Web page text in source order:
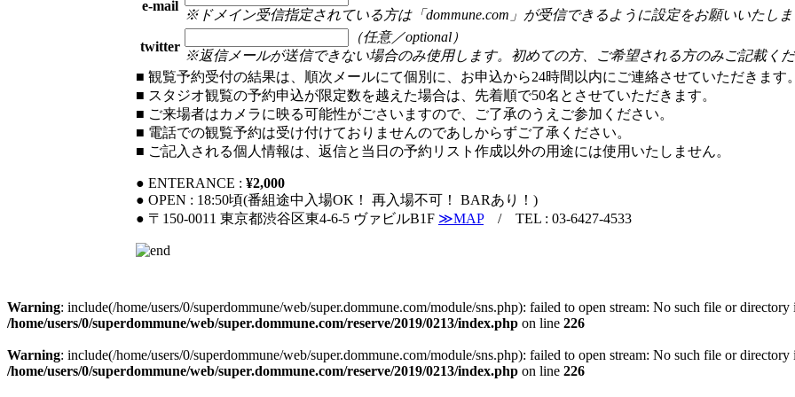
e-mail
※ドメイン受信指定されている方は「dommune.com」が受信できるように設定をお願いいたしま
twitter
（任意／optional）
※返信メールが送信できない場合のみ使用します。初めての方、ご希望される方のみご記載くだ
■ 観覧予約受付の結果は、順次メールにて個別に、お申込から24時間以内にご連絡させていただきます。
■ スタジオ観覧の予約申込が限定数を越えた場合は、先着順で50名とさせていただきます。
■ ご来場者はカメラに映る可能性がごさいますので、ご了承のうえご参加ください。
■ 電話での観覧予約は受け付けておりませんのであしからずご了承ください。
■ ご記入される個人情報は、返信と当日の予約リスト作成以外の用途には使用いたしません。
● ENTERANCE : ¥2,000
● OPEN : 18:50頃(番組途中入場OK！ 再入場不可！ BARあり！)
● 〒150-0011 東京都渋谷区東4-6-5 ヴァビルB1F ≫MAP/ TEL : 03-6427-4533
Warning: include(/home/users/0/superdommune/web/super.dommune.com/module/sns.php): failed to open stream: No such file or directory
/home/users/0/superdommune/web/super.dommune.com/reserve/2019/0213/index.php on line 226
Warning: include(/home/users/0/superdommune/web/super.dommune.com/module/sns.php): failed to open stream: No such file or directory
/home/users/0/superdommune/web/super.dommune.com/reserve/2019/0213/index.php on line 226